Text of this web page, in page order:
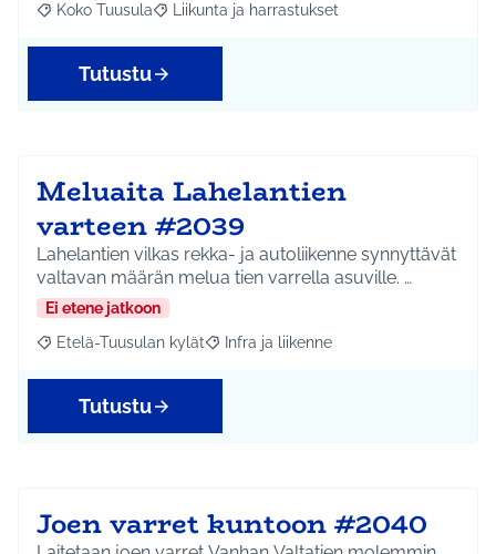
Rajaa tulokset aihepiirin mukaan: Koko Tuusula
Koko Tuusula Rajaa tulokset teeman mukaan: Liikunta ja
Liikunta ja harrastukset
Tutustu
Meluaita Lahelantien
varteen #2039
Lahelantien vilkas rekka- ja autoliikenne synnyttävät
valtavan määrän melua tien varrella asuville. …
Ei etene jatkoon
Rajaa tulokset aihepiirin mukaan: Etelä-Tuusulan kylät
Etelä-Tuusulan kylät Rajaa tulokset teeman mukaan: Infra ja
Infra ja liikenne
Tutustu
Joen varret kuntoon #2040